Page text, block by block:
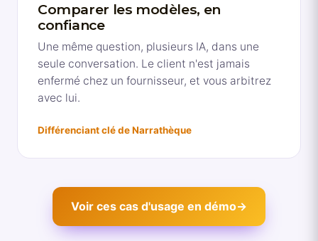
Comparer les modèles, en
confiance
Une même question, plusieurs IA, dans une
seule conversation. Le client n'est jamais
enfermé chez un fournisseur, et vous arbitrez
avec lui.
Différenciant clé de Narrathèque
Voir ces cas d'usage en démo→